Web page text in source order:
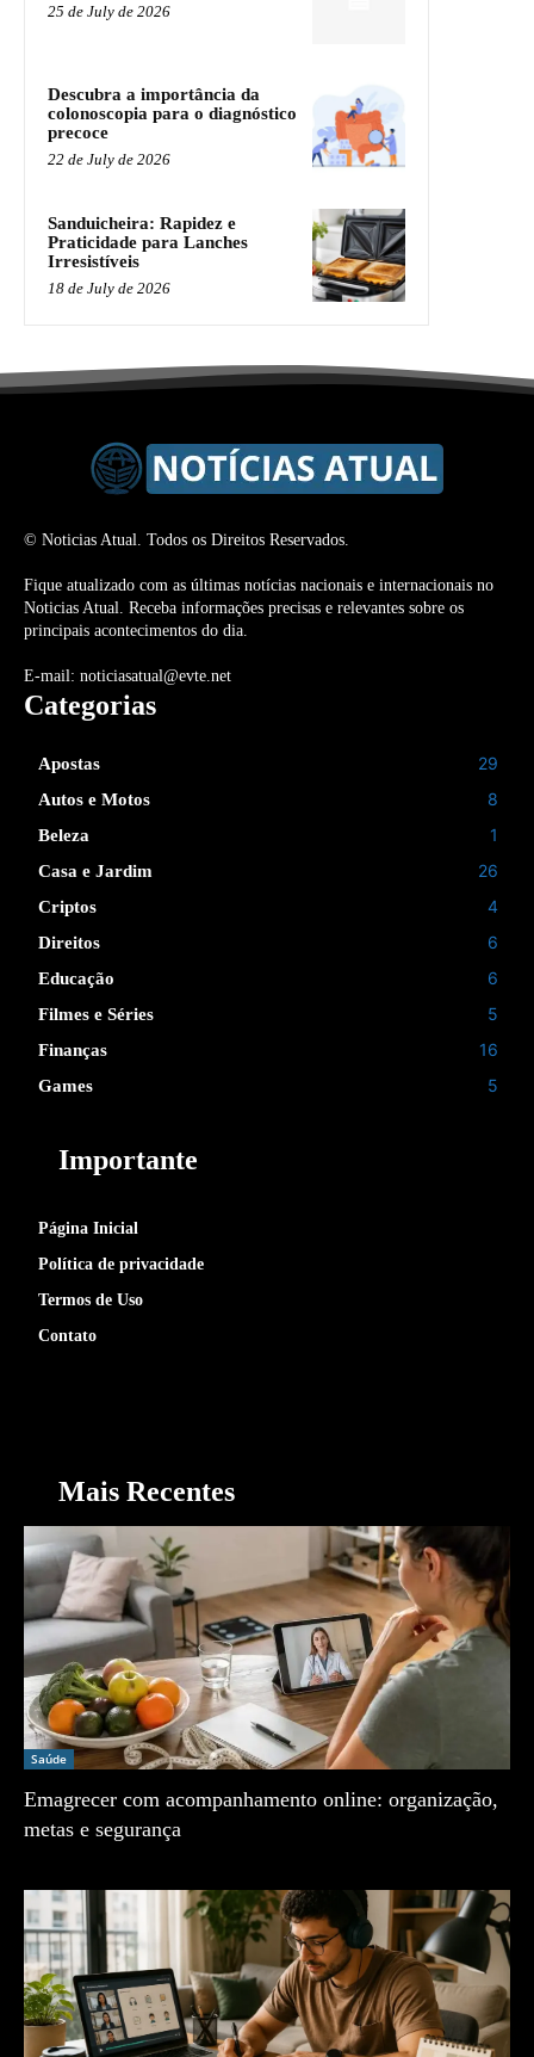
25 de July de 2026
Descubra a importância da
colonoscopia para o diagnóstico
precoce
22 de July de 2026
Sanduicheira: Rapidez e
Praticidade para Lanches
Irresistíveis
18 de July de 2026
© Noticias Atual. Todos os Direitos Reservados.
Fique atualizado com as últimas notícias nacionais e internacionais no
Noticias Atual. Receba informações precisas e relevantes sobre os
principais acontecimentos do dia.
E-mail: noticiasatual@evte.net
Categorias
Apostas 29
Autos e Motos 8
Beleza 1
Casa e Jardim 26
Criptos 4
Direitos 6
Educação 6
Filmes e Séries 5
Finanças 16
Games 5
Importante
Página Inicial
Política de privacidade
Termos de Uso
Contato
Mais Recentes
Saúde
Emagrecer com acompanhamento online: organização,
metas e segurança